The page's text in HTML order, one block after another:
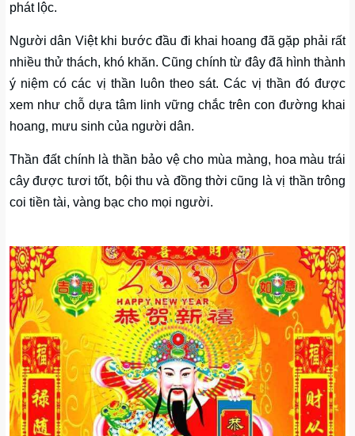
phát lộc.
Người dân Việt khi bước đầu đi khai hoang đã gặp phải rất
nhiều thử thách, khó khăn. Cũng chính từ đây đã hình thành
ý niệm có các vị thần luôn theo sát. Các vị thần đó được
xem như chỗ dựa tâm linh vững chắc trên con đường khai
hoang, mưu sinh của người dân.
Thần đất chính là thần bảo vệ cho mùa màng, hoa màu trái
cây được tươi tốt, bội thu và đồng thời cũng là vị thần trông
coi tiền tài, vàng bạc cho mọi người.